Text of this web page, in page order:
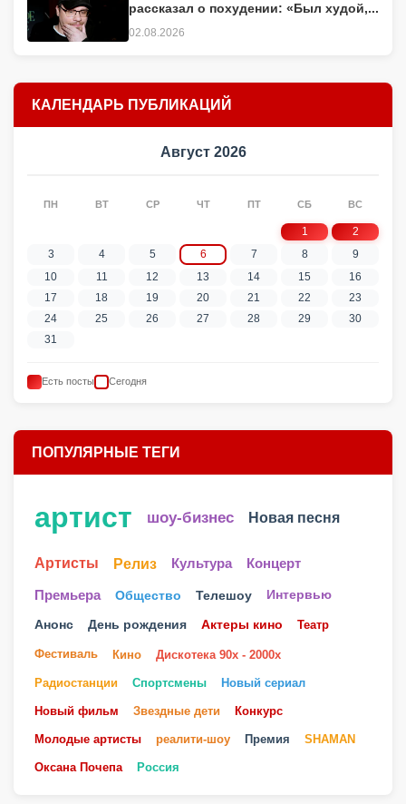
рассказал о похудении: «Был худой,...
02.08.2026
КАЛЕНДАРЬ ПУБЛИКАЦИЙ
Август 2026
ПН ВТ СР ЧТ ПТ СБ ВС
1
2
3
4 5 6 7 8
9
10
11 12 13 14 15
16
17
18 19 20 21 22
23
24
25 26 27 28 29
30
31
Есть посты Сегодня
ПОПУЛЯРНЫЕ ТЕГИ
артист шоу-бизнес Новая песня
Артисты Релиз Культура Концерт
Премьера Общество Телешоу Интервью
Анонс День рождения Актеры кино Театр
Фестиваль Кино Дискотека 90х - 2000х
Радиостанции Спортсмены Новый сериал
Новый фильм Звездные дети Конкурс
Молодые артисты реалити-шоу Премия SHAMAN
Оксана Почепа Россия